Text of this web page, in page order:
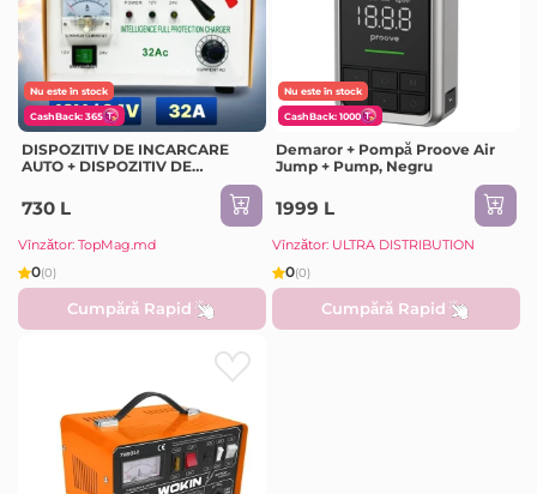
Nu este în stock
CashBack: 365
DISPOZITIV DE INCARCARE
AUTO + DISPOZITIV DE
730 L
Vînzător: TopMag.md
0(0)
Cumpără Rapid
Nu este în stock
CashBack: 1000
Demaror + Pompă Proove Air
Jump + Pump, Negru
1999 L
Vînzător: ULTRA DISTRIBUTION
0(0)
Cumpără Rapid